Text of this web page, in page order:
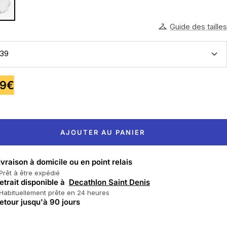
Guide des tailles
AJOUTER AU PANIER
à domicile ou en point relais
à être expédié
disponible à Decathlon Saint Denis
Habituellement prête en 24 heures
jusqu'à 90 jours